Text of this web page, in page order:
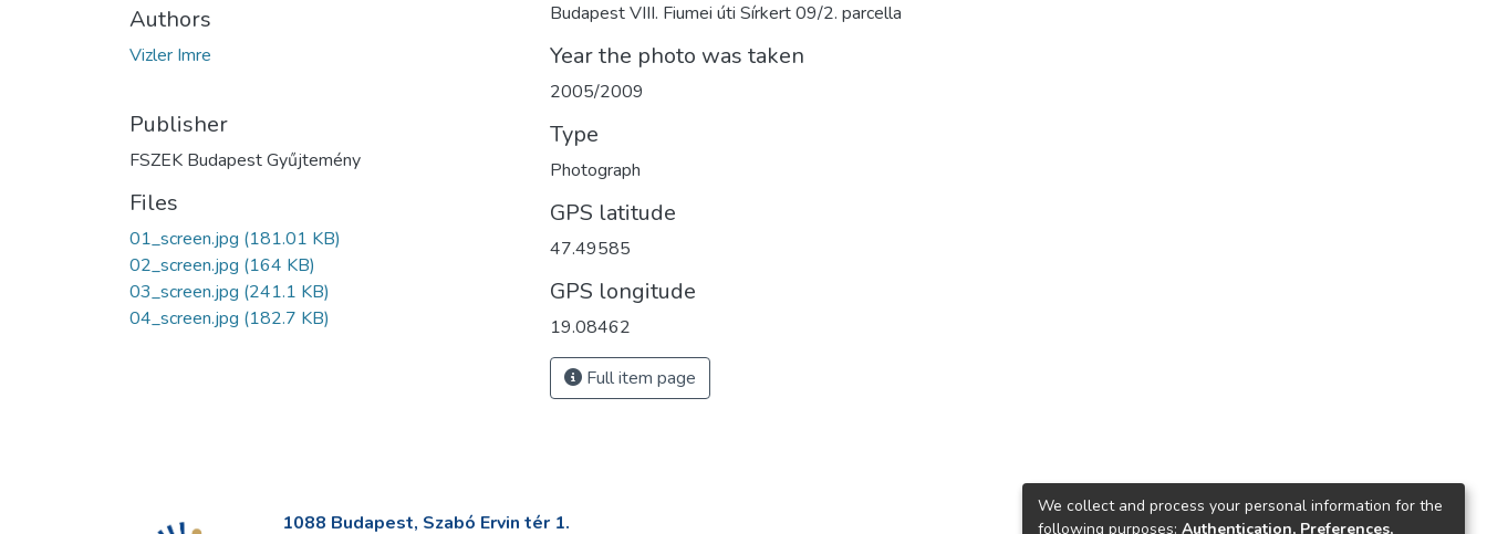
Authors
Vizler Imre
Publisher
FSZEK Budapest Gyűjtemény
Files
01_screen.jpg (181.01 KB)
02_screen.jpg (164 KB)
03_screen.jpg (241.1 KB)
04_screen.jpg (182.7 KB)
Budapest VIII. Fiumei úti Sírkert 09/2. parcella
Year the photo was taken
2005/2009
Type
Photograph
GPS latitude
47.49585
GPS longitude
19.08462
Full item page
1088 Budapest, Szabó Ervin tér 1.
We collect and process your personal information for the
following purposes: Authentication, Preferences,